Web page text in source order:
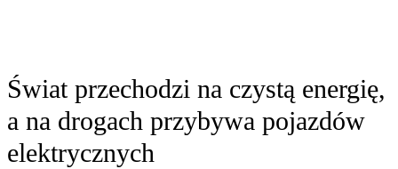
Świat przechodzi na czystą energię,
a na drogach przybywa pojazdów
elektrycznych